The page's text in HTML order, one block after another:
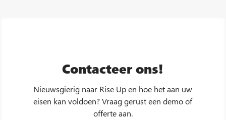
Contacteer ons!
Nieuwsgierig naar Rise Up en hoe het aan uw
eisen kan voldoen? Vraag gerust een demo of
offerte aan.